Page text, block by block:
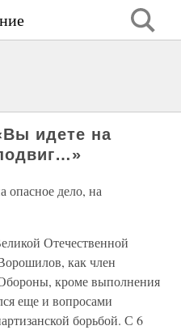
идете на
опасное дело, на
Отечественной
как член
кроме выполнения
еще и вопросами
борьбой. С 6